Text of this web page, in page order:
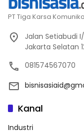
PT Tiga Karsa
Jalan Setiabudi
Jakarta Selatan
081574567070
Kanal
Industri